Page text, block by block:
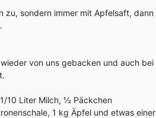
zu, sondern immer mit Apfelsaft, dann
von uns gebacken und auch bei
10 Liter Milch, ½ Päckchen
1 kg Äpfel und etwas einer